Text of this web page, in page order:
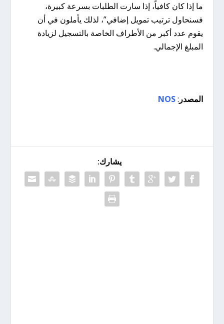
ما إذا كان كافياً، إذا سارت الطلبات بسرعة كبيرة،
فسنحاول ترتيب تمويل إضافي”، لذلك يأملون في أن
يقوم عدد أكبر من الأطراف الخاصة بالتسجيل لزيادة
المبلغ الإجمالي.
المصدر :
NOS
يشارك: